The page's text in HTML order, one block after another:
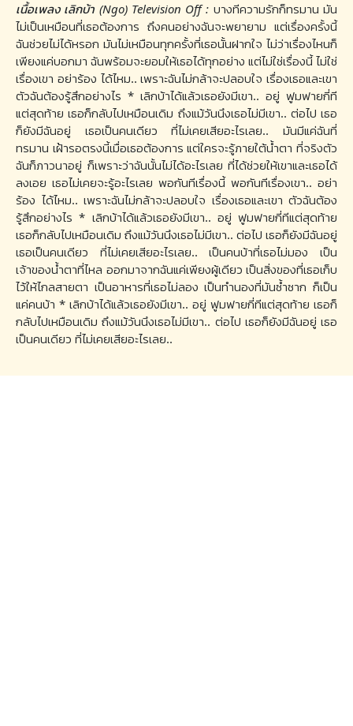
เนื้อเพลง เลิกบ้า (Ngo) Television Off : บางทีความรักก็ทรมาน มัน
ไม่เป็นเหมือนที่เธอต้องการ ถึงคนอย่างฉันจะพยายาม แต่เรื่องครั้งนี้
ฉันช่วยไม่ได้หรอก มันไม่เหมือนทุกครั้งที่เธอนั้นฝากใจ ไม่ว่าเรื่องไหนก็
เพียงแค่บอกมา ฉันพร้อมจะยอมให้เธอได้ทุกอย่าง แต่ไม่ใช่เรื่องนี้ ไม่ใช่
เรื่องเขา อย่าร้อง ได้ไหม.. เพราะฉันไม่กล้าจะปลอบใจ เรื่องเธอและเขา
ตัวฉันต้องรู้สึกอย่างไร * เลิกบ้าได้แล้วเธอยังมีเขา.. อยู่ ฟูมฟายกี่ที
แต่สุดท้าย เธอก็กลับไปเหมือนเดิม ถึงแม้วันนึงเธอไม่มีเขา.. ต่อไป เธอ
ก็ยังมีฉันอยู่ เธอเป็นคนเดียว ที่ไม่เคยเสียอะไรเลย.. มันมีแค่ฉันที่
ทรมาน เฝ้ารอตรงนี้เมื่อเธอต้องการ แต่ใครจะรู้ภายใต้น้ำตา ที่จริงตัว
ฉันก็ภาวนาอยู่ ก็เพราะว่าฉันนั้นไม่ได้อะไรเลย ที่ได้ช่วยให้เขาและเธอได้
ลงเอย เธอไม่เคยจะรู้อะไรเลย พอกันทีเรื่องนี้ พอกันทีเรื่องเขา.. อย่า
ร้อง ได้ไหม.. เพราะฉันไม่กล้าจะปลอบใจ เรื่องเธอและเขา ตัวฉันต้อง
รู้สึกอย่างไร * เลิกบ้าได้แล้วเธอยังมีเขา.. อยู่ ฟูมฟายกี่ทีแต่สุดท้าย
เธอก็กลับไปเหมือนเดิม ถึงแม้วันนึงเธอไม่มีเขา.. ต่อไป เธอก็ยังมีฉันอยู่
เธอเป็นคนเดียว ที่ไม่เคยเสียอะไรเลย.. ​เป็นคนบ้าที่เธอไม่มอง เป็น
เจ้าของน้ำตาที่ไหล ออกมาจากฉันแค่เพียงผู้เดียว เป็นสิ่งของที่เธอเก็บ
ไว้ให้ไกลสายตา เป็นอาหารที่เธอไม่ลอง เป็นทำนองที่มันซ้ำซาก ก็เป็น
แค่คนบ้า * เลิกบ้าได้แล้วเธอยังมีเขา.. อยู่ ฟูมฟายกี่ทีแต่สุดท้าย เธอก็
กลับไปเหมือนเดิม ถึงแม้วันนึงเธอไม่มีเขา.. ต่อไป เธอก็ยังมีฉันอยู่ เธอ
เป็นคนเดียว ที่ไม่เคยเสียอะไรเลย..